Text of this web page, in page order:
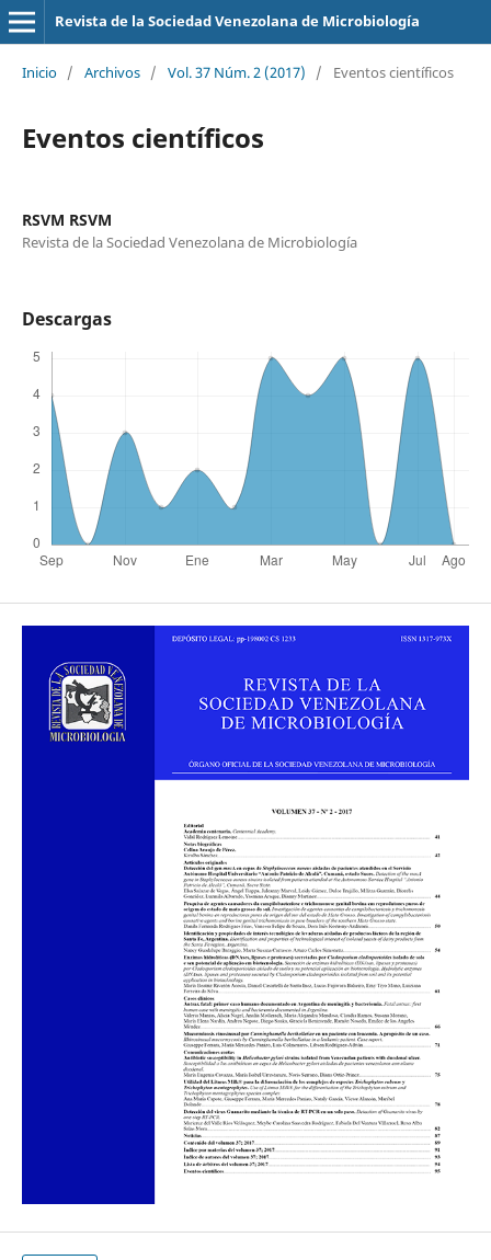
Revista de la Sociedad Venezolana de Microbiología
Inicio / Archivos / Vol. 37 Núm. 2 (2017) / Eventos científicos
Eventos científicos
RSVM RSVM
Revista de la Sociedad Venezolana de Microbiología
Descargas